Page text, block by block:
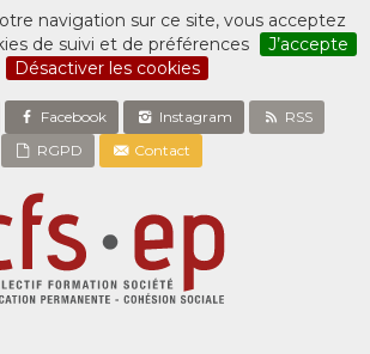
navigation sur ce site, vous acceptez
de suivi et de préférences
J’accepte
Désactiver les cookies
Facebook Instagram
RSS
RGPD
Contact